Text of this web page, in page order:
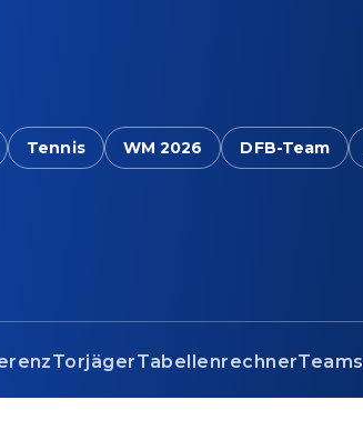
Tennis WM 2026 DFB-Team
TorjägerTabellenrechnerTeams